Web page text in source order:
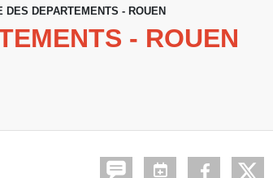
DES DEPARTEMENTS - ROUEN
- ROUEN